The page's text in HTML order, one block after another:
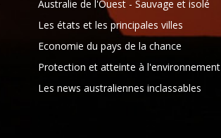
Australie de l'Ouest - Sauvage et isolé
Les états et les principales villes
Economie du pays de la chance
Protection et atteinte à l'environnement
Les news australiennes inclassables